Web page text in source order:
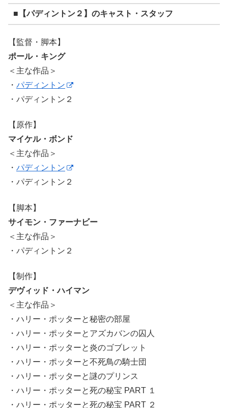
■【パディントン２】のキャスト・スタッフ
【監督・脚本】
ポール・キング
＜主な作品＞
・ パディントン
・パディントン２
【原作】
マイケル・ボンド
＜主な作品＞
・ パディントン
・パディントン２
【脚本】
サイモン・ファーナビー
＜主な作品＞
・パディントン２
【制作】
デヴィッド・ハイマン
＜主な作品＞
・ハリー・ポッターと秘密の部屋
・ハリー・ポッターとアズカバンの囚人
・ハリー・ポッターと炎のゴブレット
・ハリー・ポッターと不死鳥の騎士団
・ハリー・ポッターと謎のプリンス
・ハリー・ポッターと死の秘宝 PART １
・ハリー・ポッターと死の秘宝 PART ２